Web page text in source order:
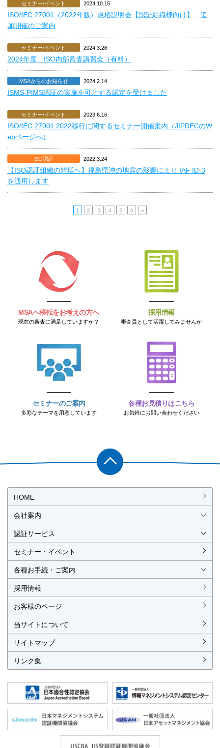
セミナー/イベント 2024.10.15
ISO/IEC 27001（2022年版）規格説明会【認証組織様向け】 追
加開催のご案内
セミナー/イベント 2024.3.28
2024年度 ISO内部監査講習会（有料）
MSAからのお知らせ 2024.2.14
ISMS-PIMS認証の実施を可とする認定を受けました
セミナー/イベント 2023.6.16
ISO/IEC 27001:2022移行に関するセミナー開催案内（JIPDECのW
ebページへ）
ISO認証 2022.3.24
【ISO認証組織の皆様へ】福島県沖の地震の影響により IAF ID-3
を適用します
1 2 3 4 5 6 >
MSAへ移転をお考えの方へ
現在の審査に満足していますか？
採用情報
審査員として活躍してみませんか
セミナーのご案内
多彩なテーマを用意しています
各種お見積りはこちら
お気軽にお問い合わせください
HOME
会社案内
認証サービス
ISO認証（マネジメントシステム）
ISO 9001 （品質）
ISO 14001（環境）
ISO 55001（アセット）
ISO 45001（労働安全衛生）
ISO 27001（情報セキュリティ）
MSAの審査認証
ISOとは？
JIS製品認証
JIS製品認証の手続き
認証リスト
セミナー・イベント
各種お手続・ご案内
採用情報
お客様のページ
当サイトについて
サイトマップ
リンク集